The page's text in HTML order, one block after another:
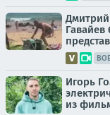
Гавайев
Игорь
из